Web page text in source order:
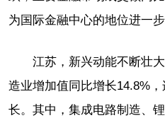
为国际金融中心的地位进一步
江苏，新兴动能不断壮
造业增加值同比增长14.8%
长。其中，集成电路制造、